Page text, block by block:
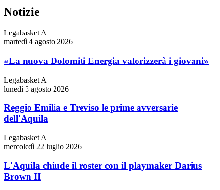
Notizie
Legabasket A
martedì 4 agosto 2026
«La nuova Dolomiti Energia valorizzerà i giovani»
Legabasket A
lunedì 3 agosto 2026
Reggio Emilia e Treviso le prime avversarie
dell'Aquila
Legabasket A
mercoledì 22 luglio 2026
L'Aquila chiude il roster con il playmaker Darius
Brown II